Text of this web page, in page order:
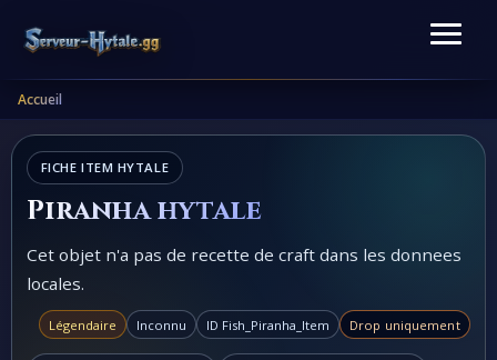
Accueil
FICHE ITEM HYTALE
Piranha hytale
Cet objet n'a pas de recette de craft dans les donnees
locales.
Légendaire Inconnu ID Fish_Piranha_Item Drop uniquement